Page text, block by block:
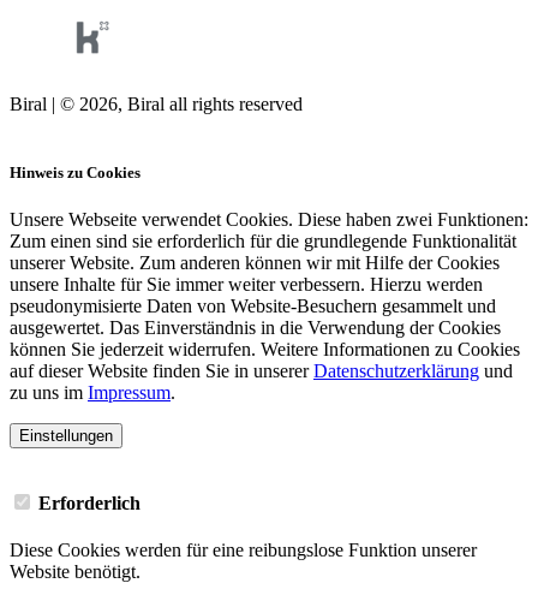
Biral | © 2026, Biral all rights reserved
Hinweis zu Cookies
Unsere Webseite verwendet Cookies. Diese haben zwei Funktionen:
Zum einen sind sie erforderlich für die grundlegende Funktionalität
unserer Website. Zum anderen können wir mit Hilfe der Cookies
unsere Inhalte für Sie immer weiter verbessern. Hierzu werden
pseudonymisierte Daten von Website-Besuchern gesammelt und
ausgewertet. Das Einverständnis in die Verwendung der Cookies
können Sie jederzeit widerrufen. Weitere Informationen zu Cookies
auf dieser Website finden Sie in unsererDatenschutzerklärung und
zu uns im Impressum.
Einstellungen
Erforderlich
Diese Cookies werden für eine reibungslose Funktion unserer
Website benötigt.